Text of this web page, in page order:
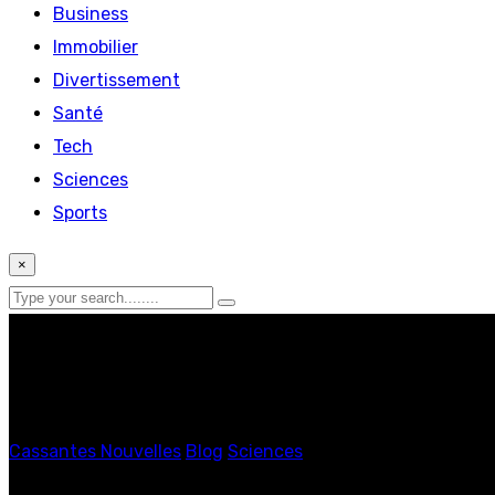
Business
Immobilier
Divertissement
Santé
Tech
Sciences
Sports
×
Cassantes Nouvelles Blog Sciences